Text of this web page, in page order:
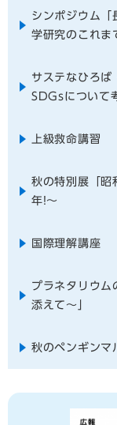
シンポジウム
学研究のこれま
サステなひろば
SDGsについて
上級救命講習
秋の特別展「昭
年!〜
国際理解講座
プラネタリウム
添えて～」
秋のペンギンマ